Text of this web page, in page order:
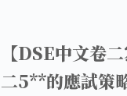
【DSE中文卷
二5**的應試策